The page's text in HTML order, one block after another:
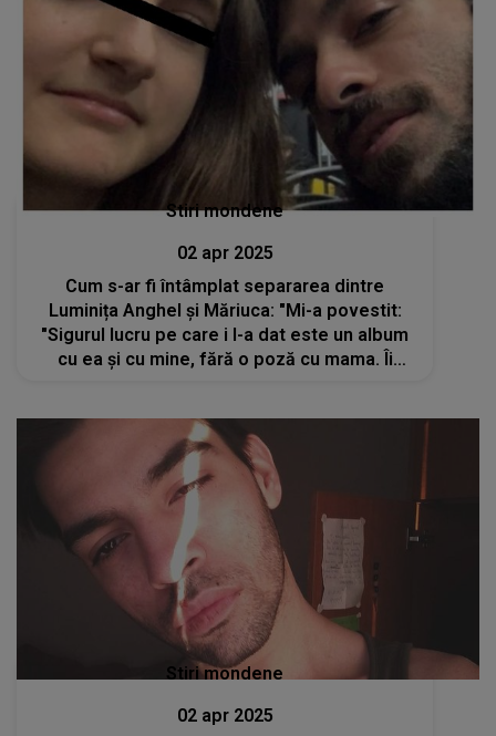
Stiri mondene
02 apr 2025
Cum s-ar fi întâmplat separarea dintre
Luminița Anghel și Măriuca: "Mi-a povestit:
"Sigurul lucru pe care i l-a dat este un album
cu ea și cu mine, fără o poză cu mama. Îi
Stiri mondene
02 apr 2025